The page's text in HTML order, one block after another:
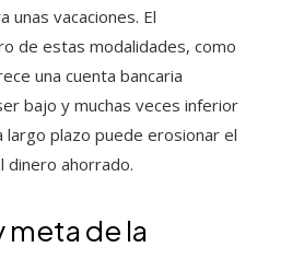
unas vacaciones. El
de estas modalidades, como
una cuenta bancaria
bajo y muchas veces inferior
largo plazo puede erosionar el
dinero ahorrado.
de la